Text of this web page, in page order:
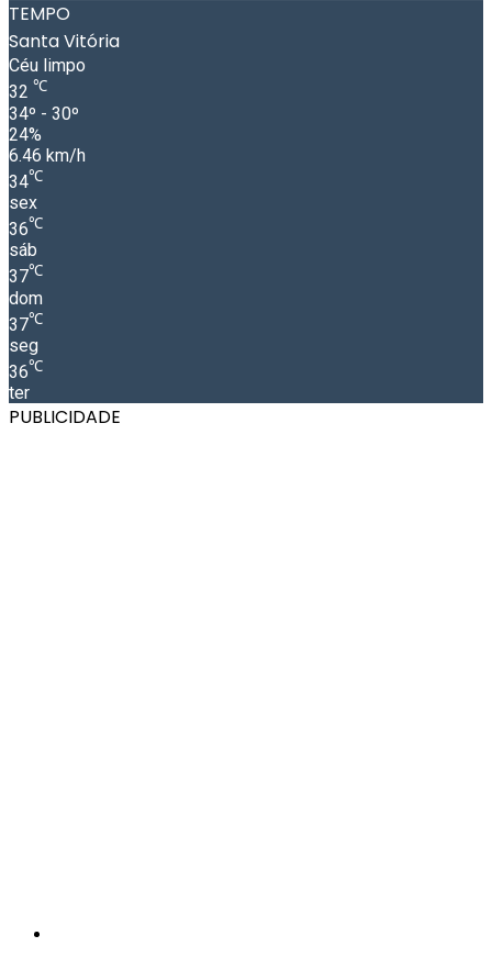
TEMPO
Santa Vitória
Céu limpo
32 ℃
34º - 30º
24%
6.46 km/h
34℃
sex
36℃
sáb
37℃
dom
37℃
seg
36℃
ter
PUBLICIDADE